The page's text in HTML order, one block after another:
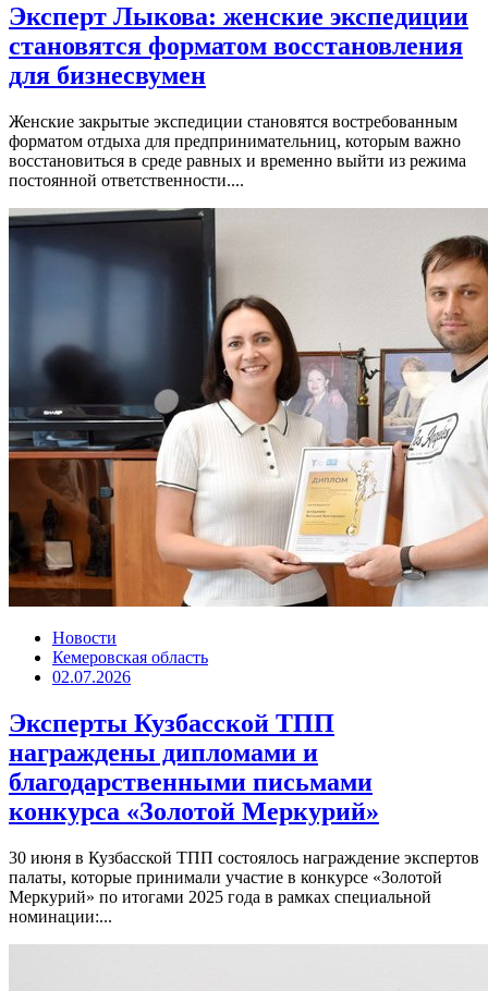
Эксперт Лыкова: женские экспедиции
становятся форматом восстановления
для бизнесвумен
Женские закрытые экспедиции становятся востребованным
форматом отдыха для предпринимательниц, которым важно
восстановиться в среде равных и временно выйти из режима
постоянной ответственности....
Новости
Кемеровская область
02.07.2026
Эксперты Кузбасской ТПП
награждены дипломами и
благодарственными письмами
конкурса «Золотой Меркурий»
30 июня в Кузбасской ТПП состоялось награждение экспертов
палаты, которые принимали участие в конкурсе «Золотой
Меркурий» по итогами 2025 года в рамках специальной
номинации:...